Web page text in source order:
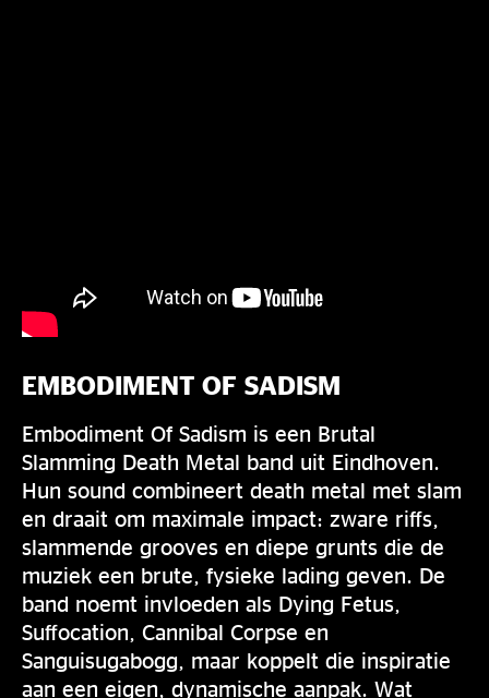
EMBODIMENT OF SADISM
Embodiment Of Sadism is een Brutal
Slamming Death Metal band uit Eindhoven.
Hun sound combineert death metal met slam
en draait om maximale impact: zware riffs,
slammende grooves en diepe grunts die de
muziek een brute, fysieke lading geven. De
band noemt invloeden als Dying Fetus,
Suffocation, Cannibal Corpse en
Sanguisugabogg, maar koppelt die inspiratie
aan een eigen, dynamische aanpak. Wat